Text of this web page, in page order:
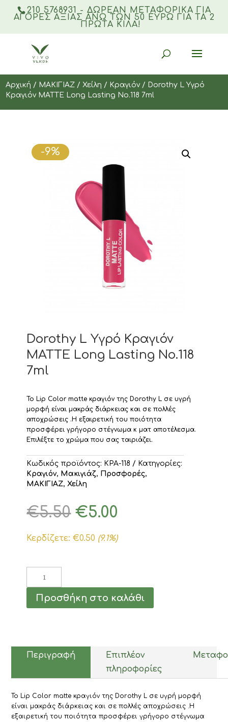
210 5768931 - ΔΩΡΕΑΝ ΜΕΤΑΦΟΡΙΚΆ ΓΙΑ
ΑΓΟΡΈΣ ΑΞΊΑΣ ΆΝΩ ΤΩΝ 50 ΕΥΡΏ ΓΙΑ ΤΑ 2
ΠΡΏΤΑ ΚΙΛΆ!
Αρχική / ΜΑΚΙΓΙΑΖ /Χείλη / Κραγιόν/ Dorothy L Υγρό
Κραγιόν MATTE Long Lasting Νο.118 7ml
-9%
Dorothy L Υγρό Κραγιόν
MATTE Long Lasting Νο.118
7ml
Το Lip Color matte κραγιόν της Dorothy L σε υγρή
μορφή είναι μακράς διάρκειας και σε πολλές
αποχρώσεις .Η εξαιρετική του ποιότητα
προσφέρει γρήγορο στέγνωμα κ ματ αποτέλεσμα.
Επιλέξτε το χρώμα που σας ταιριάζει.
Κωδικός προϊόντος: ΚΡΑ-118
Κατηγορίες:
Κραγιόν, Μακιγιάζ, Προσφορές,
ΜΑΚΙΓΙΑΖ,Χείλη
€5.50 Original
price
was:
€5.50.
€5.00
τιμή
είναι:
Κερδίζετε:€0.50 (9.1%)
Υγρό
Κραγιόν
7ml
Προσθήκη στο καλάθι
Περιγραφή
Επιπλέον
πληροφορίες
Το Lip Color matte κραγιόν της Dorothy L σε υγρή μορφή
είναι μακράς διάρκειας και σε πολλές αποχρώσεις .Η
εξαιρετική του ποιότητα προσφέρει γρήγορο στέγνωμα